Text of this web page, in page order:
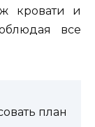
кровати и
все
план